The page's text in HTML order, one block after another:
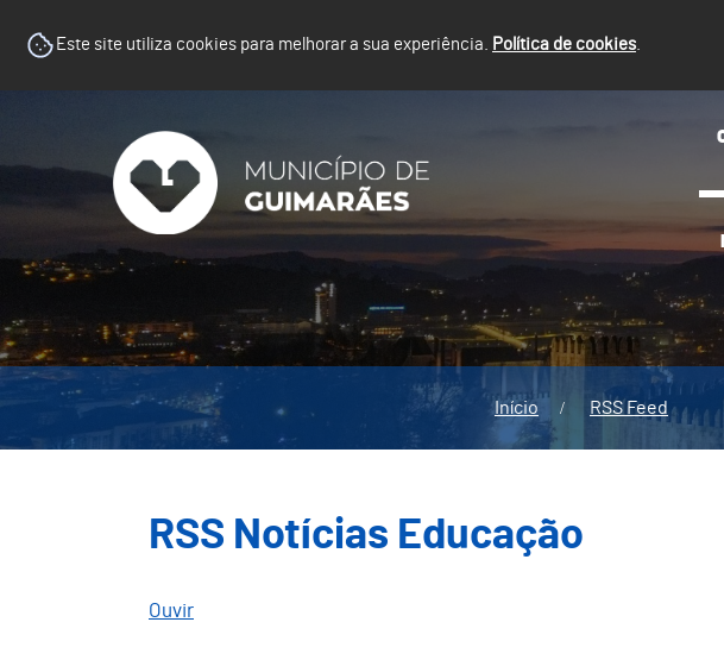
Este site utiliza cookies para melhorar a sua experiência. Política de cookies.
Início RSS Feed
RSS Notícias Educação
Ouvir